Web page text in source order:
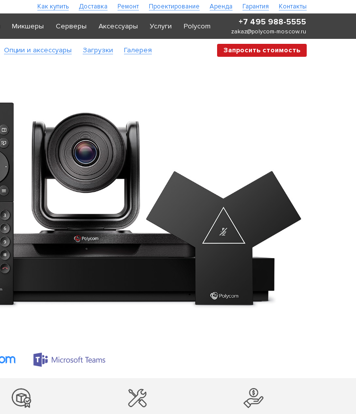
Как купить Доставка Ремонт Проектирование Аренда Гарантия Контакты
Микшеры Серверы Аксессуары Услуги Polycom +7 495 988-5555
zakaz@polycom-moscow.ru
Опции и аксессуары Загрузки Галерея Запросить стоимость